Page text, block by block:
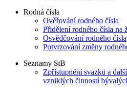
Rodná čísla
Ověřování rodného čísla
Přidělení rodného čísla na
Osvědčování rodného čísla
Potvrzování změny
Seznamy StB
Zpřístupnění svazků a
vzniklých činností